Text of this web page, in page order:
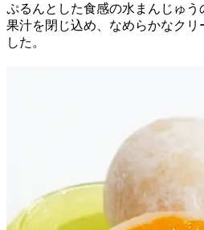
ぷるんとした食感の水まんじゅ
果汁を閉じ込め、なめらかなクリ
した。